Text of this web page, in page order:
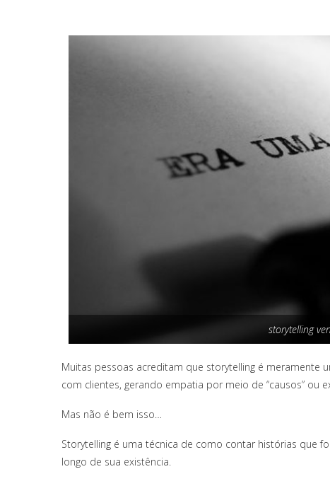
storytelling
Muitas pessoas acreditam que storytelling é meramente
com clientes, gerando empatia por meio de “causos” ou
Mas não é bem isso…
Storytelling é uma técnica de como contar histórias que
longo de sua existência.